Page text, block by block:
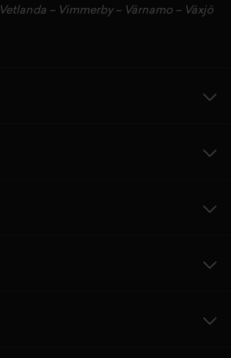
Vetlanda – Vimmerby– Värnamo – Växjö